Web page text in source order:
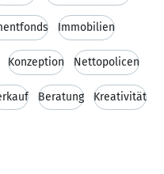
Immobilien
Konzeption Nettopolicen
Beratung Kreativität